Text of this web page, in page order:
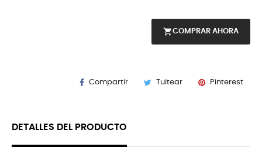
shopping_cartCOMPRAR AHORA
Compartir Tuitear Pinterest
DETALLES DEL PRODUCTO